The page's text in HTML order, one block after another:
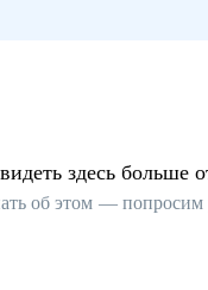
здесь больше
об этом — попросим